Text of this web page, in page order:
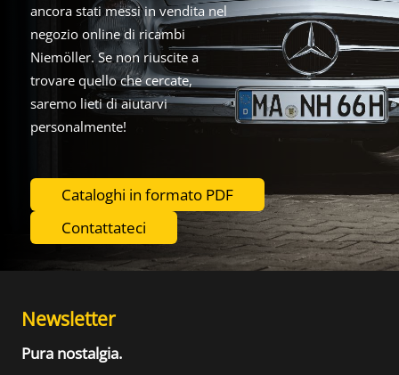
ancora stati messi in vendita nel
negozio online di ricambi
Niemöller. Se non riuscite a
trovare quello che cercate,
saremo lieti di aiutarvi
personalmente!
Cataloghi in formato PDF
Contattateci
Newsletter
Pura nostalgia.